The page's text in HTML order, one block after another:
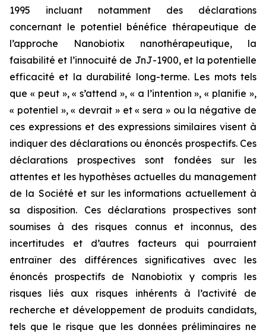
1995 incluant notamment des déclarations
concernant le potentiel bénéfice thérapeutique de
l’approche Nanobiotix nanothérapeutique, la
faisabilité et l’innocuité de JnJ-1900, et la potentielle
efficacité et la durabilité long-terme. Les mots tels
que « peut », « s’attend », « a l’intention », « planifie »,
« potentiel », « devrait » et « sera » ou la négative de
ces expressions et des expressions similaires visent à
indiquer des déclarations ou énoncés prospectifs. Ces
déclarations prospectives sont fondées sur les
attentes et les hypothèses actuelles du management
de la Société et sur les informations actuellement à
sa disposition. Ces déclarations prospectives sont
soumises à des risques connus et inconnus, des
incertitudes et d’autres facteurs qui pourraient
entraîner des différences significatives avec les
énoncés prospectifs de Nanobiotix y compris les
risques liés aux risques inhérents à l’activité de
recherche et développement de produits candidats,
tels que le risque que les données préliminaires ne